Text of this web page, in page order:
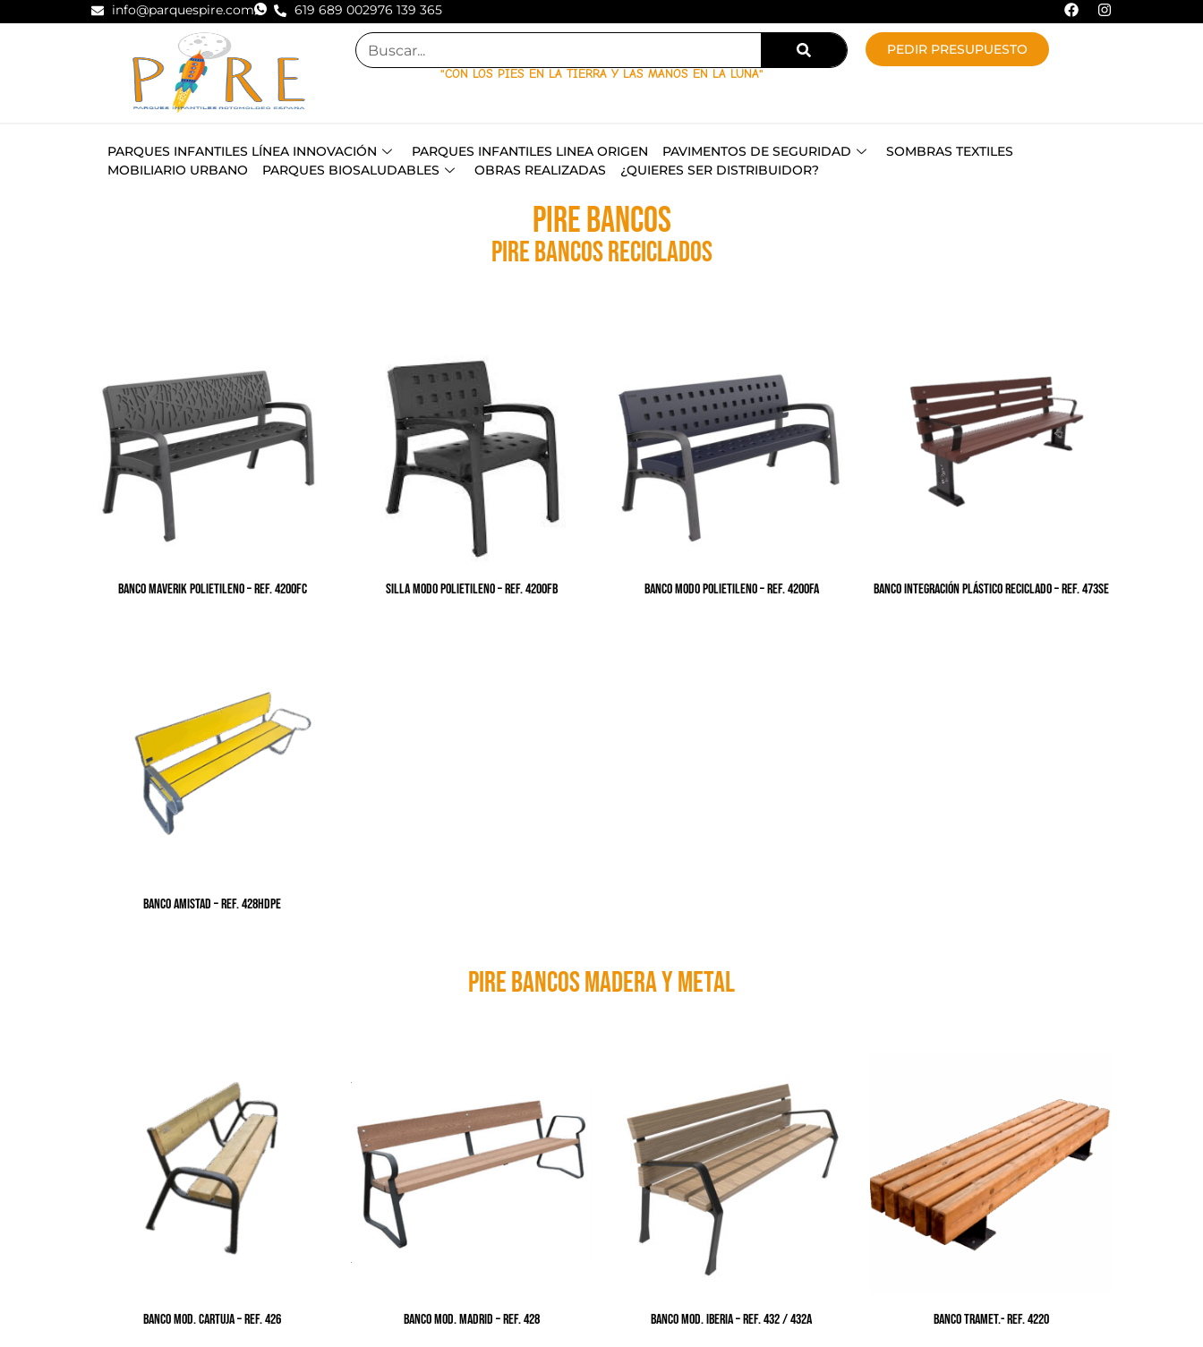
info@parquespire.com 619 689 002976 139 365
"CON LOS PIES EN LA TIERRA Y LAS MANOS EN LA LUNA"
PEDIR PRESUPUESTO
PARQUES INFANTILES LÍNEA INNOVACIÓN PARQUES INFANTILES LINEA ORIGEN PAVIMENTOS DE SEGURIDAD
SOMBRAS TEXTILES
MOBILIARIO URBANO
PARQUES BIOSALUDABLES OBRAS REALIZADAS ¿QUIERES SER DISTRIBUIDOR?
Pire bancos
Pire bancos reciclados
BANCO MAVERIK POLIETILENO – Ref. 4200FC SILLA MODO POLIETILENO – Ref. 4200FB BANCO MODO POLIETILENO – Ref. 4200FA BANCO INTEGRACIÓN PLÁSTICO RECICLADO – Ref. 473SE
BANCO AMISTAD – Ref. 428HDPE
Pire bancos madera y metal
BANCO MOD. CARTUJA – Ref. 426 BANCO MOD. MADRID – Ref. 428 BANCO MOD. IBERIA – Ref. 432 / 432A BANCO TRAMET.- Ref. 4220